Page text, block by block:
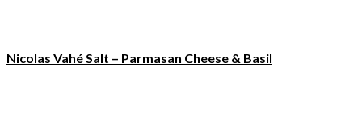
Nicolas Vahé Salt – Parmasan Cheese & Basil